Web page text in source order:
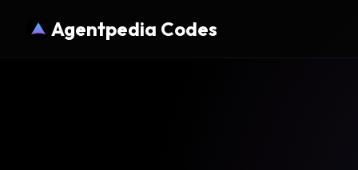
Agentpedia Codes